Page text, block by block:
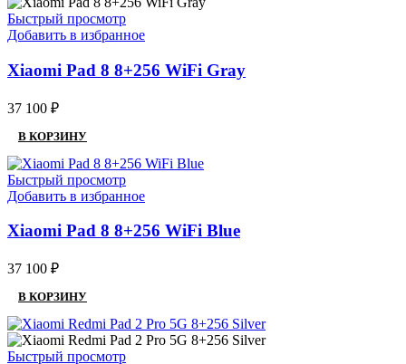
Быстрый просмотр
Добавить в избранное
Xiaomi Pad 8 8+256 WiFi Gray
37 100 ₽
В КОРЗИНУ
Быстрый просмотр
Добавить в избранное
Xiaomi Pad 8 8+256 WiFi Blue
37 100 ₽
В КОРЗИНУ
Быстрый просмотр